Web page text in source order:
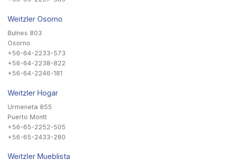
Weitzler Osorno
Bulnes 803
Osorno
+56-64-2233-573
+56-64-2238-822
+56-64-2246-181
Weitzler Hogar
Urmeneta 855
Puerto Montt
+56-65-2252-505
+56-65-2433-280
Weitzler Mueblista